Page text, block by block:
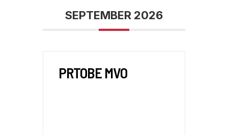
SEPTEMBER 2026
PRTOBE MVO